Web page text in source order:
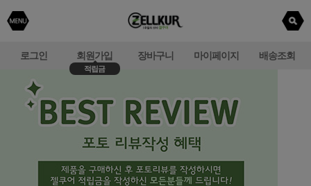
로그인 회원가입
적립금
장바구니 마이페이지 배송조회